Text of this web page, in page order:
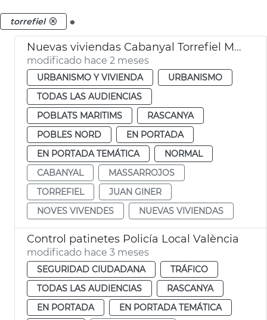
torrefiel .
Nuevas viviendas Cabanyal Torrefiel Massrrojos València
modificado hace 2 meses
URBANISMO Y VIVIENDA
URBANISMO
TODAS LAS AUDIENCIAS
POBLATS MARITIMS
RASCANYA
POBLES NORD
EN PORTADA
EN PORTADA TEMÁTICA
NORMAL
CABANYAL
MASSARROJOS
TORREFIEL
JUAN GINER
NOVES VIVENDES
NUEVAS VIVIENDAS
Control patinetes Policía Local València
modificado hace 3 meses
SEGURIDAD CIUDADANA
TRÁFICO
TODAS LAS AUDIENCIAS
RASCANYA
EN PORTADA
EN PORTADA TEMÁTICA